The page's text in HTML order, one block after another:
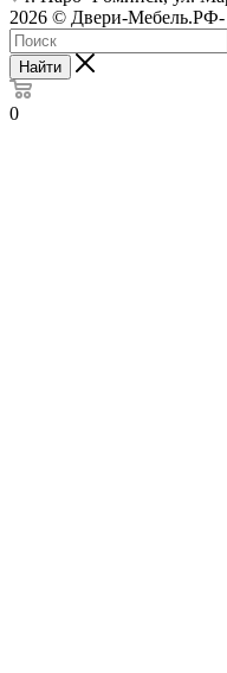
2026 © Двери-Мебель.РФ-
Найти
0